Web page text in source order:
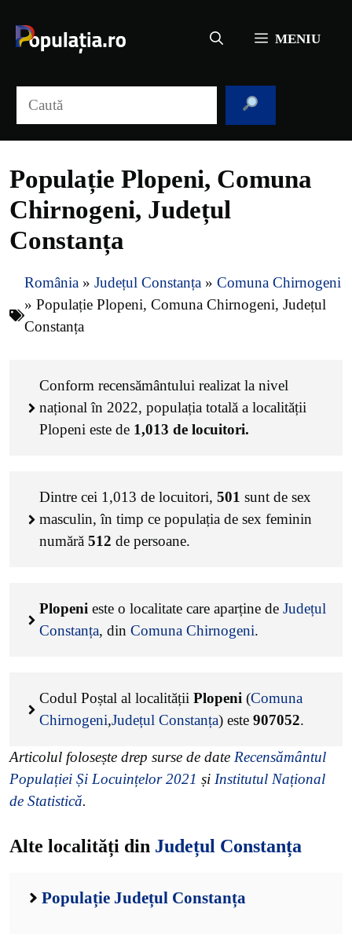
conținut
MENIU
Populație Plopeni, Comuna
Chirnogeni, Județul
Constanța
România » Județul Constanța » Comuna Chirnogeni
» Populație Plopeni, Comuna Chirnogeni, Județul
Constanța
Conform recensământului realizat la nivel
național în 2022, populația totală a localității
Plopeni este de 1,013 de locuitori.
Dintre cei 1,013 de locuitori, 501 sunt de sex
masculin, în timp ce populația de sex feminin
numără 512 de persoane.
Plopeni este o localitate care aparține de Județul
Constanța, din Comuna Chirnogeni.
Codul Poștal al localității Plopeni (Comuna
Chirnogeni,Județul Constanța) este 907052.
Articolul folosește drep surse de date Recensământul
Populației Și Locuințelor 2021 și Institutul Național
de Statistică.
Alte localități din Județul Constanța
Populație Județul Constanța